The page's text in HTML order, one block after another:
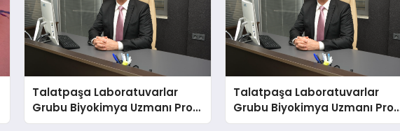
Talatpaşa Laboratuvarlar
Grubu Biyokimya Uzmanı Prof.
Dr. Ahmet Var
Talatpaşa Laboratuvarlar
Grubu Biyokimya Uzmanı
Dr. Ahmet Var